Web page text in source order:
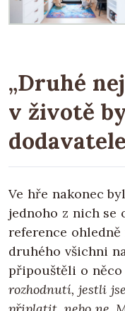
„Druhé
v životě
Ve hře nakonec
jednoho z nich se
reference
druhého všichni
připouštěli o něco
rozhodnutí, jestli